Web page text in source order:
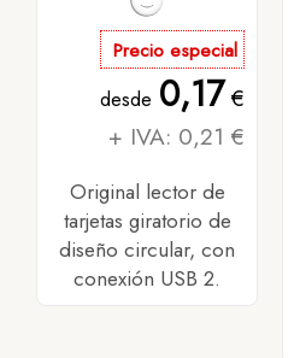
Precio especial
desde 0,17 €
+ IVA: 0,21 €
Original lector de
tarjetas giratorio de
diseño circular, con
conexión USB 2.